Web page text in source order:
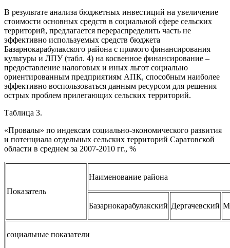
В результате анализа бюджетных инвестиций на увеличение
стоимости основных средств в социальной сфере сельских
территорий, предлагается перераспределить часть не
эффективно используемых средств бюджета
Базарнокарабулакского района с прямого финансирования
культуры и ЛПУ (табл. 4) на косвенное финансирование –
предоставление налоговых и иных льгот социально
ориентированным предприятиям АПК, способным наиболее
эффективно воспользоваться данным ресурсом для решения
острых проблем прилегающих сельских территорий.
Таблица 3.
«Провалы» по индексам социально-экономического развития
и потенциала отдельных сельских территорий Саратовской
области в среднем за 2007-2010 гг., %
Показатель
Наименование района
Базарнокарабулакский Дергачевский
социальные показатели